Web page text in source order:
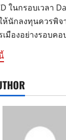
ในกรอบเวลา
ห้นักลงทุนควรพิจ
เมืองอย่างรอบค